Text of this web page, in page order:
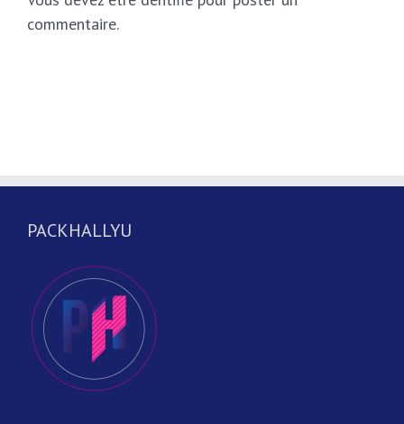
commentaire.
PACKHALLYU